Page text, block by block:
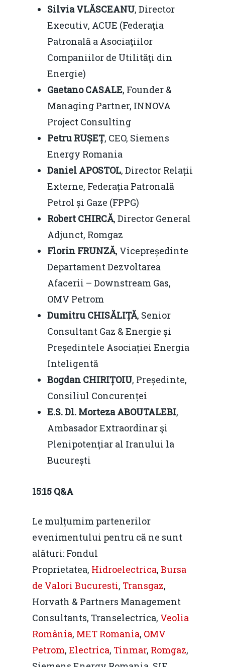
Silvia VLĂSCEANU, Director
Executiv, ACUE (Federaţia
Patronală a Asociaţiilor
Companiilor de Utilităţi din
Energie)
Gaetano CASALE, Founder &
Managing Partner, INNOVA
Project Consulting
Petru RUȘEȚ, CEO, Siemens
Energy Romania
Daniel APOSTOL, Director Relații
Externe, Federația Patronală
Petrol și Gaze (FPPG)
Robert CHIRCĂ, Director General
Adjunct, Romgaz
Florin FRUNZĂ, Vicepreședinte
Departament Dezvoltarea
Afacerii – Downstream Gas,
OMV Petrom
Dumitru CHISĂLIȚĂ, Senior
Consultant Gaz & Energie și
Președintele Asociației Energia
Inteligentă
Bogdan CHIRIȚOIU, Președinte,
Consiliul Concurenței
E.S.Dl. Morteza ABOUTALEBI,
Ambasador Extraordinar şi
Plenipotenţiar al Iranului la
București
15:15 Q&A
Le mulțumim partenerilor
evenimentului pentru că ne sunt
alături: Fondul
Proprietatea, Hidroelectrica, Bursa
de Valori Bucuresti, Transgaz,
Horvath & Partners Management
Consultants, Transelectrica, Veolia
România, MET Romania, OMV
Petrom, Electrica, Tinmar, Romgaz,
predictibilitate,
concurenţă.
Soluții de
Rolul băncilor în
IMM
Durabilă
Martie 2016
Decembrie 2015
Martie 2015
Agribusiness
Energia
pentru o Românie
Politici Europene în
Economie
Video Forum Marea
Piața gazelor naturale:
Burse pentru
Contact
Email: